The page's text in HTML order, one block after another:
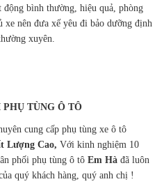
bình thường, hiệu quả, phòng
xe nên đưa xế yêu đi bảo dưỡng định
xuyên.
TÙNG Ô TÔ
cung cấp phụ tùng xe ô tô
Lượng Cao,Với kinh nghiệm 10
phối phụ tùng ô tôEm Hà đã luôn
quý khách hàng, quý anh chị !